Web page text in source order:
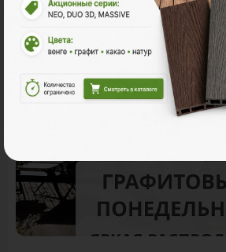
Акции